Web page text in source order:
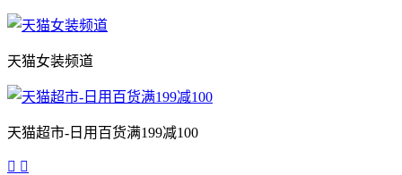
天猫女装频道
天猫超市-日用百货满199减100
 